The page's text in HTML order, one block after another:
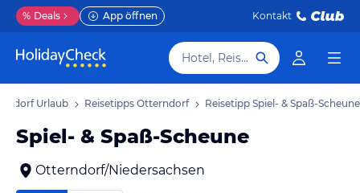
% Deals App öffnen Kontakt
Hotel, Reiseziel
Urlaub Reisetipps Otterndorf Reisetipp Spiel- & Spaß-Scheune
Spiel- & Spaß-Scheune
Otterndorf/Niedersachsen